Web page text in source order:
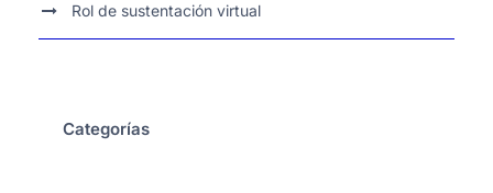
Rol de sustentación virtual
Categorías